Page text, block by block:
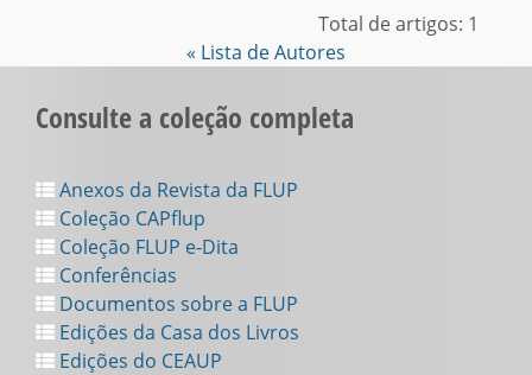
Total de artigos: 1
« Lista de Autores
Consulte a coleção completa
Anexos da Revista da FLUP
Coleção CAPflup
Coleção FLUP e-Dita
Conferências
Documentos sobre a FLUP
Edições da Casa dos Livros
Edições do CEAUP